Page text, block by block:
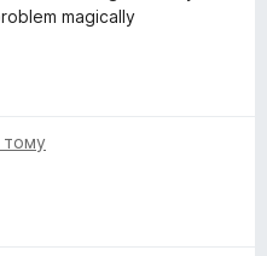
magically
тому